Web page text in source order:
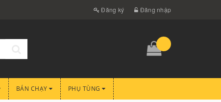
Đăng ký Đăng nhập
BÁN CHẠY PHỤ TÙNG